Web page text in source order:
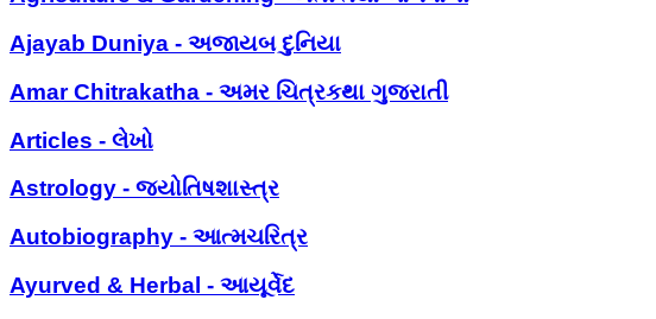
Ajayab Duniya - અજાયબ દુનિયા
Amar Chitrakatha - અમર ચિત્રકથા ગુજરાતી
Articles - લેખો
Astrology - જ્યોતિષશાસ્ત્ર
Autobiography - આત્મચરિત્ર
Ayurved & Herbal - આયૂર્વેદ